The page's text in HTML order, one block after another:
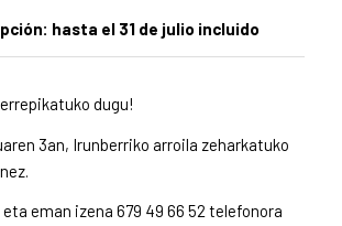
hasta el 31 de julio incluido
dugu!
3an, Irunberriko arroila zeharkatuko
eman izena 679 49 66 52 telefonora